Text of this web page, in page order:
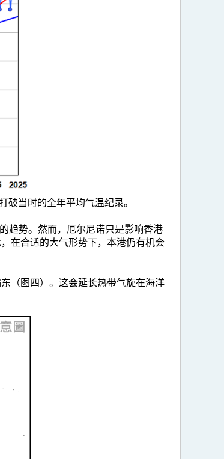
破当时的全年平均气温纪录。
趋势。然而，厄尔尼诺只是影响香港
在合适的大气形势下，本港仍有机会
（图四）。这会延长热带气旋在海洋